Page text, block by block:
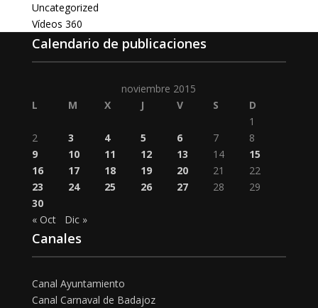
Uncategorized
Vídeos 360
Calendario de publicaciones
noviembre 2015
L
M X J V S
D
1
2
3 4 5 6 7
8
9
10 11 12 13 14
15
16
17 18 19 20 21
22
23
24 25 26 27 28
29
30
« Oct
Dic »
Canales
Canal Ayuntamiento
Canal Carnaval de Badajoz